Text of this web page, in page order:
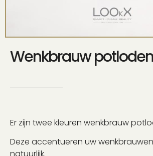
Wenkbrauw potloden
Er zijn twee kleuren wenkbrauw
Deze accentueren uw